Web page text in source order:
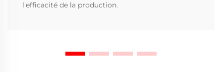
l'efficacité de la production.